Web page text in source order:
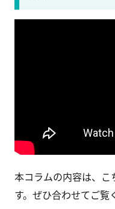
本コラムの内容は、こ
す。ぜひ合わせてご覧